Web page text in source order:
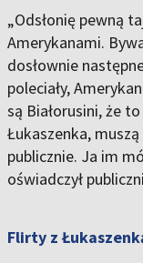
„Odsłonię pewną
Amerykanami.
dosłownie
poleciały,
są Białorusini, że
Łukaszenka,
publicznie. Ja im
oświadczył
Flirty z